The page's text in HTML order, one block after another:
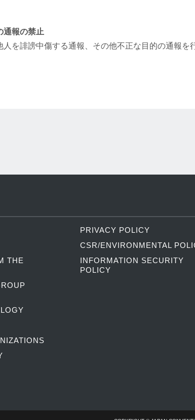
通報の禁止
⼈を誹謗中傷する通報、その他不正な⽬的の通報を
THE
PRIVACY POLICY
CSR/ENVIRONMENTAL
INFORMATION SECURITY
POLICY